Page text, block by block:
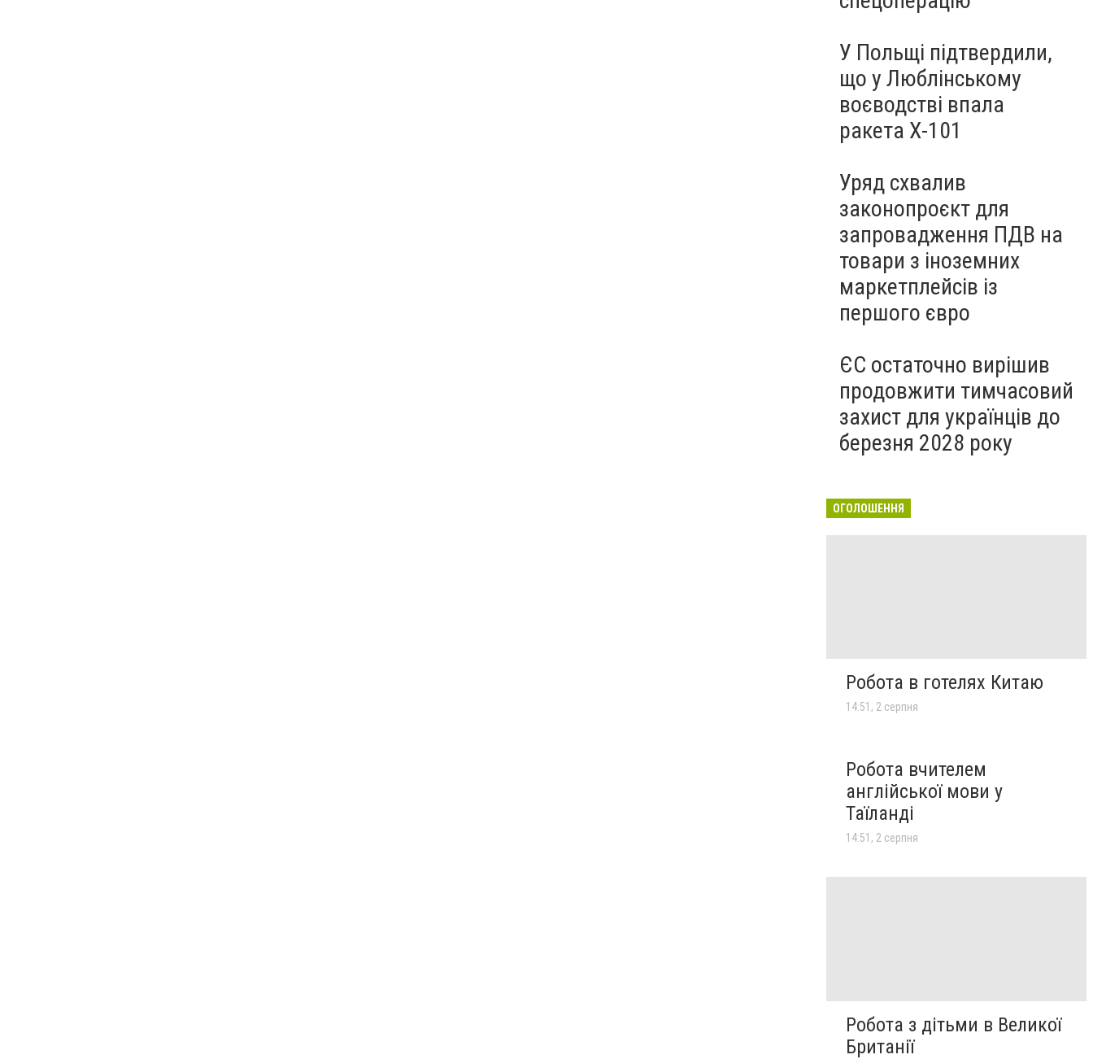
У Польщі підтвердили,
що у Люблінському
воєводстві впала
ракета Х-101
Уряд схвалив
законопроєкт для
запровадження ПДВ на
товари з іноземних
маркетплейсів із
першого євро
ЄС остаточно вирішив
продовжити тимчасовий
захист для українців до
березня 2028 року
ОГОЛОШЕННЯ
Робота в готелях Китаю
14:51, 2 серпня
Робота вчителем
англійської мови у
Таїланді
14:51, 2 серпня
Робота з дітьми в Великої
Британії